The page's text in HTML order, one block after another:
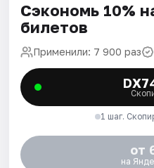
Сэкономь 10%
билетов
Применили: 7 900 раз
1 шаг.
от
на